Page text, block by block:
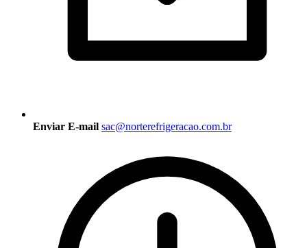
Enviar E-mail sac@norterefrigeracao.com.br